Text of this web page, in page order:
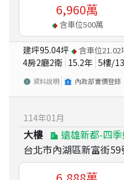
6,960萬
含車位500萬
建坪95.04坪 含車位21.02
4房2廳2衛 15.2年 5樓/13
資料說明 內政部實價登錄
114年01月
大樓
遠雄新都-四
台北市內湖區新富街